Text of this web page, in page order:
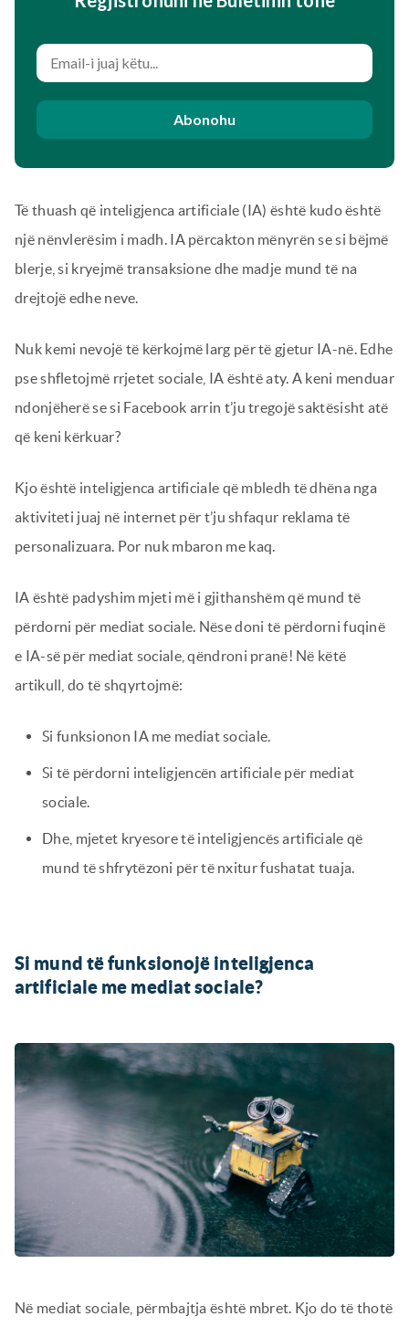
Abonohu
Të thuash që inteligjenca artificiale (IA) është kudo është
një nënvlerësim i madh. IA përcakton mënyrën se si bëjmë
blerje, si kryejmë transaksione dhe madje mund të na
drejtojë edhe neve.
Nuk kemi nevojë të kërkojmë larg për të gjetur IA-në. Edhe
pse shfletojmë rrjetet sociale, IA është aty. A keni menduar
ndonjëherë se si Facebook arrin t’ju tregojë saktësisht atë
që keni kërkuar?
Kjo është inteligjenca artificiale që mbledh të dhëna nga
aktiviteti juaj në internet për t’ju shfaqur reklama të
personalizuara. Por nuk mbaron me kaq.
IA është padyshim mjeti më i gjithanshëm që mund të
përdorni për mediat sociale. Nëse doni të përdorni fuqinë
e IA-së për mediat sociale, qëndroni pranë! Në këtë
artikull, do të shqyrtojmë:
Si funksionon IA me mediat sociale.
Si të përdorni inteligjencën artificiale për mediat
sociale.
Dhe, mjetet kryesore të inteligjencës artificiale që
mund të shfrytëzoni për të nxitur fushatat tuaja.
Si mund të funksionojë inteligjenca
artificiale me mediat sociale?
Në mediat sociale, përmbajtja është mbret. Kjo do të thotë